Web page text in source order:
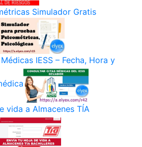
Simulador Gratis
IESS – Fecha, Hora y
vida a Almacenes TÍA